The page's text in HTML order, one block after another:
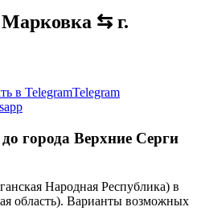
Марковка ⇆ г.
Telegram
города Верхние Серги
Народная Республика) в
область). Варианты возможных